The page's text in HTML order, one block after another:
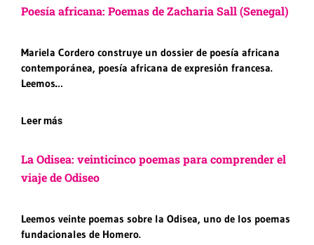
Poesía africana: Poemas de Zacharia Sall (Senegal)
Mariela Cordero construye un dossier de poesía africana
contemporánea, poesía africana de expresión francesa.
Leemos…
Leer más
La Odisea: veinticinco poemas para comprender el
viaje de Odiseo
Leemos veinte poemas sobre la Odisea, uno de los poemas
fundacionales de Homero.